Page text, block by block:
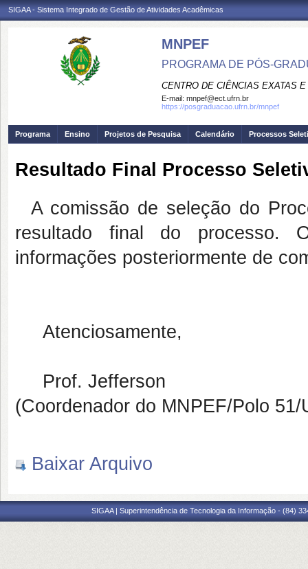
SIGAA - Sistema Integrado de Gestão de Atividades Acadêmicas
MNPEF
PROGRAMA DE PÓS-
CENTRO DE CIÊNCIAS EXATAS
E-mail: mnpef@ect.ufrn.br
https://posgraduacao.ufrn.br/mnpef
Programa Ensino Projetos de Pesquisa Calendário Processos
Resultado Final Processo
A comissão de seleção do
resultado final do processo.
informações posteriormente de
Atenciosamente,
Prof. Jefferson
(Coordenador do MNPEF/Polo
Baixar Arquivo
SIGAA | Superintendência de Tecnologia da Informação - (84)